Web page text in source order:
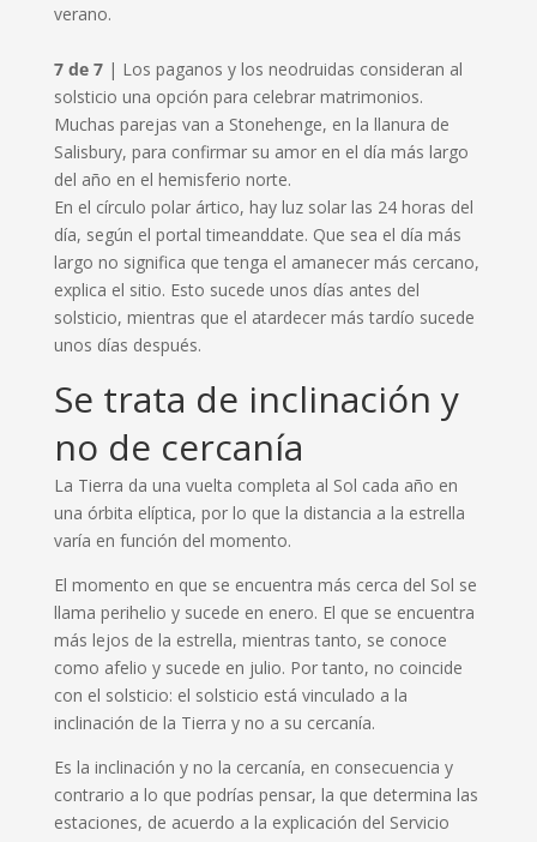
verano.
7 de 7| Los paganos y los neodruidas consideran al
solsticio una opción para celebrar matrimonios.
Muchas parejas van a Stonehenge, en la llanura de
Salisbury, para confirmar su amor en el día más largo
del año en el hemisferio norte.
En el círculo polar ártico, hay luz solar las 24 horas del
día, según el portal timeanddate. Que sea el día más
largo no significa que tenga el amanecer más cercano,
explica el sitio. Esto sucede unos días antes del
solsticio, mientras que el atardecer más tardío sucede
unos días después.
Se trata de inclinación y
no de cercanía
La Tierra da una vuelta completa al Sol cada año en
una órbita elíptica, por lo que la distancia a la estrella
varía en función del momento.
El momento en que se encuentra más cerca del Sol se
llama perihelio y sucede en enero. El que se encuentra
más lejos de la estrella, mientras tanto, se conoce
como afelio y sucede en julio. Por tanto, no coincide
con el solsticio: el solsticio está vinculado a la
inclinación de la Tierra y no a su cercanía.
Es la inclinación y no la cercanía, en consecuencia y
contrario a lo que podrías pensar, la que determina las
estaciones, de acuerdo a la explicación del Servicio